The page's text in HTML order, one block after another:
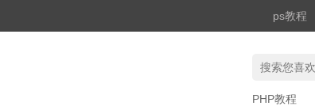
ps教程
PHP教程